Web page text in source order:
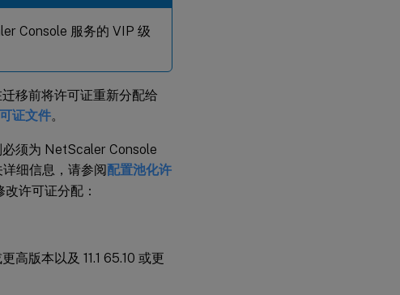
Console 服务的 VIP 级
移前将许可证重新分配给
证文件。
须为 NetScaler Console
细信息，请参阅配置池化许
许可证分配：
高版本以及 11.1 65.10 或更